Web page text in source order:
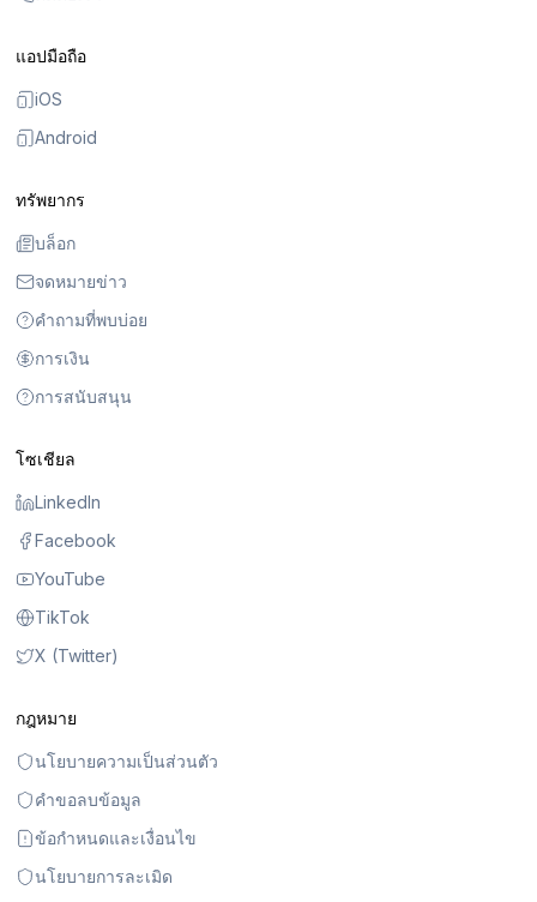
แอปมือถือ
iOS
Android
ทรัพยากร
บล็อก
จดหมายข่าว
คำถามที่พบบ่อย
การเงิน
การสนับสนุน
โซเชียล
LinkedIn
Facebook
YouTube
TikTok
X (Twitter)
กฎหมาย
นโยบายความเป็นส่วนตัว
คำขอลบข้อมูล
ข้อกำหนดและเงื่อนไข
นโยบายการละเมิด